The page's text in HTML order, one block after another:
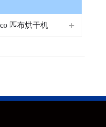
匹布烘干机